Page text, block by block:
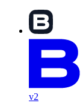
v2